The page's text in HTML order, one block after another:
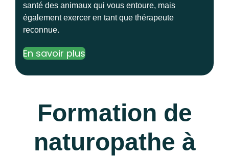
santé des animaux qui vous entoure, mais
également exercer en tant que thérapeute
reconnue.
En savoir plus
Formation de
naturopathe à